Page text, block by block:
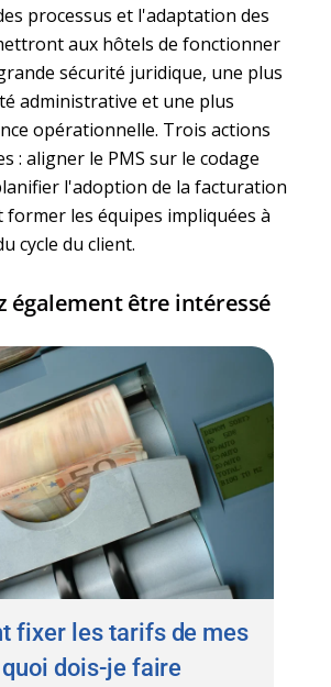
processus et l'adaptation des
aux hôtels de fonctionner
sécurité juridique, une plus
administrative et une plus
opérationnelle. Trois actions
: aligner le PMS sur le codage
l'adoption de la facturation
les équipes impliquées à
cycle du client.
également être intéressé
fixer les tarifs de mes
quoi dois-je faire